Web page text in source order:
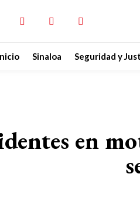
Sinaloa Seguridad y
en